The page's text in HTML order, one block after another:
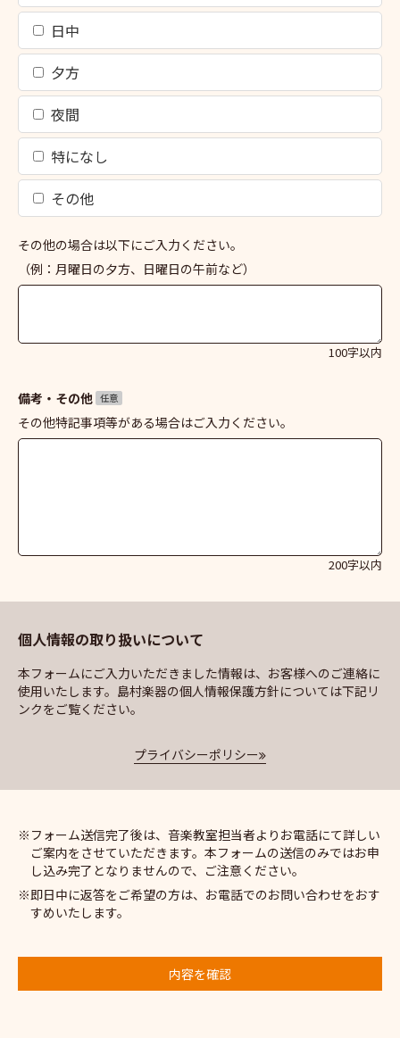
日中
夕方
夜間
特になし
その他
その他の場合は以下にご入力ください。
（例：月曜日の夕方、日曜日の午前など）
100字以内
備考・その他 任意
その他特記事項等がある場合はご入力ください。
200字以内
個人情報の取り扱いについて
本フォームにご入力いただきました情報は、お客様へのご連絡に
使用いたします。島村楽器の個人情報保護方針については下記リ
ンクをご覧ください。
プライバシーポリシー
フォーム送信完了後は、音楽教室担当者よりお電話にて詳しい
ご案内をさせていただきます。本フォームの送信のみではお申
し込み完了となりませんので、ご注意ください。
即日中に返答をご希望の方は、お電話でのお問い合わせをおす
すめいたします。
内容を確認